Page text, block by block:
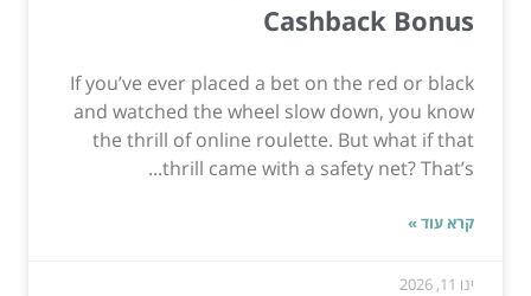
Cashback Bonus
If you’ve ever placed a bet on the red or black
and watched the wheel slow down, you know
the thrill of online roulette. But what if that
thrill came with a safety net? That’s...
קרא עוד »
ינו 11, 2026